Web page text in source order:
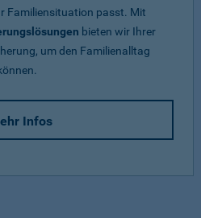
Familiensituation passt. Mit
bieten wir Ihrer
um den Familienalltag
Infos